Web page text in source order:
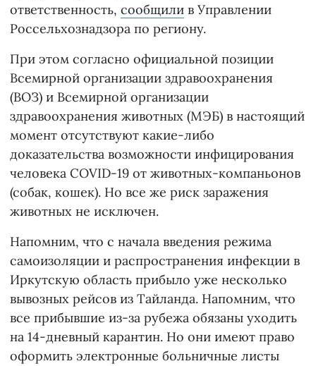
ответственность, сообщили в Управлении
Россельхознадзора по региону.
При этом согласно официальной позиции
Всемирной организации здравоохранения
(ВОЗ) и Всемирной организации
здравоохранения животных (МЭБ) в настоящий
момент отсутствуют какие-либо
доказательства возможности инфицирования
человека COVID-19 от животных-компаньонов
(собак, кошек). Но все же риск заражения
животных не исключен.
Напомним, что с начала введения режима
самоизоляции и распространения инфекции в
Иркутскую область прибыло уже несколько
вывозных рейсов из Тайланда. Напомним, что
все прибывшие из-за рубежа обязаны уходить
на 14-дневный карантин. Но они имеют право
оформить электронные больничные листы